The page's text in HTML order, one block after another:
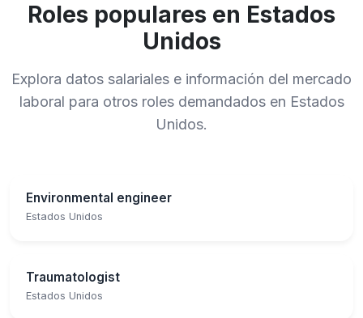
Roles populares en Estados
Unidos
Explora datos salariales e información del mercado
laboral para otros roles demandados en Estados
Unidos.
Environmental engineer
Estados Unidos
Traumatologist
Estados Unidos